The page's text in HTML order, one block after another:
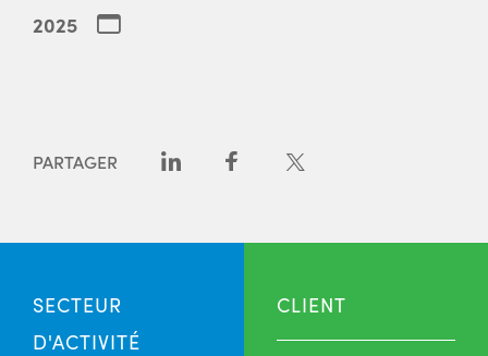
2025
PARTAGER
SECTEUR
D'ACTIVITÉ
CLIENT